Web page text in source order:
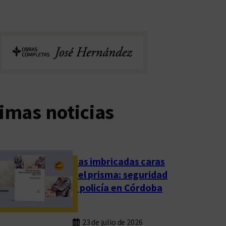
noticias
Las imbricadas caras
del prisma: seguridad
y policía en Córdoba
23 de julio de 2026